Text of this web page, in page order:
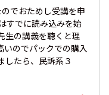
でおためし受講を申
すでに読み込みを始
生の講義を聴くと理
いのでパックでの購入
したら、民訴系３